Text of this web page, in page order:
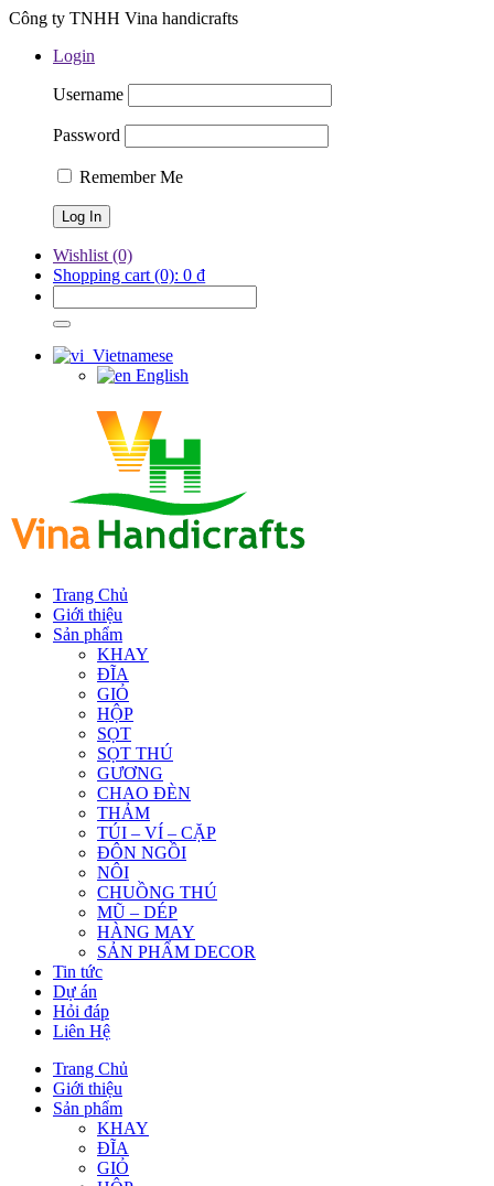
Công ty TNHH Vina handicrafts
Login
Username
Password
Remember Me
Wishlist (0)
Shopping cart (0): 0 ₫
Vietnamese
English
Trang Chủ
Giới thiệu
Sản phẩm
KHAY
ĐĨA
GIỎ
HỘP
SỌT
SỌT THÚ
GƯƠNG
CHAO ĐÈN
THẢM
TÚI – VÍ – CẶP
ĐÔN NGỒI
NÔI
CHUỒNG THÚ
MŨ – DÉP
HÀNG MAY
SẢN PHẨM DECOR
Tin tức
Dự án
Hỏi đáp
Liên Hệ
Trang Chủ
Giới thiệu
Sản phẩm
KHAY
ĐĨA
GIỎ